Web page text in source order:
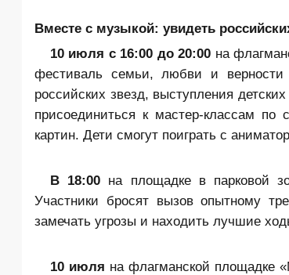
Вместе с музыкой: увидеть
10 июля с 16:00 до 20:00 на
фестиваль семьи, любви и верности
российских звезд, выступления
присоединиться к мастер-классам
картин. Дети смогут поиграть с
В 18:00 на площадке в парковой
Участники бросят вызов опытному
замечать угрозы и находить лучшие
10 июля на флагманской площадке